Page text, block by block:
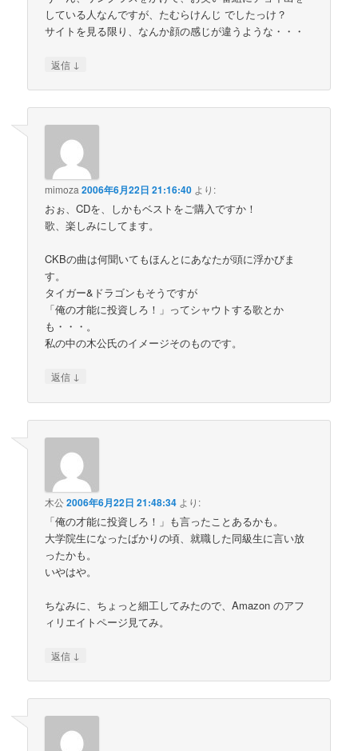
している人なんですが、たむらけんじ でしたっけ？
サイトを見る限り、なんか顔の感じが違うような・・・
返信 ↓
mimoza 2006年6月22日 21:16:40 より:
おぉ、CDを、しかもベストをご購入ですか！
歌、楽しみにしてます。
CKBの曲は何聞いてもほんとにあなたが頭に浮かびま
す。
タイガー&ドラゴンもそうですが
「俺の才能に投資しろ！」ってシャウトする歌とか
も・・・。
私の中の木公氏のイメージそのものです。
返信 ↓
木公2006年6月22日 21:48:34 より:
「俺の才能に投資しろ！」も言ったことあるかも。
大学院生になったばかりの頃、就職した同級生に言い放
ったかも。
いやはや。
ちなみに、ちょっと細工してみたので、Amazon のアフ
ィリエイトページ見てみ。
返信 ↓